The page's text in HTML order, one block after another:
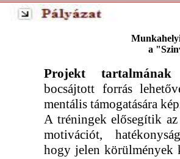
a
Projekt tartalmának
bocsájtott forrás
mentális támogatására
A tréningek elősegítik az
motivációt,
hogy jelen körülmények